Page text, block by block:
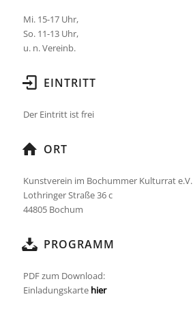
Mi. 15-17 Uhr,
So. 11-13 Uhr,
u. n. Vereinb.
EINTRITT
Der Eintritt ist frei
ORT
Kunstverein im Bochummer Kulturrat e.V.
Lothringer Straße 36 c
44805 Bochum
PROGRAMM
PDF zum Download:
Einladungskarte hier